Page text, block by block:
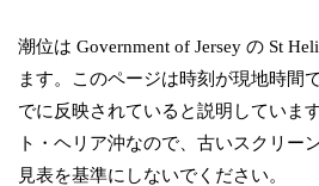
潮位は Government of Jersey の St
ます。このページは時刻が現地時間
でに反映されていると説明していま
ト・ヘリア沖なので、古いスクリー
見表を基準にしないでください。